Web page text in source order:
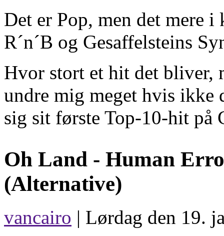
Det er Pop, men det mere
R´n´B og Gesaffelsteins
Hvor stort et hit det bliver,
undre mig meget hvis ikke
sig sit første Top-10-hit på
Oh Land - Human
(Alternative)
vancairo | Lørdag den 19.